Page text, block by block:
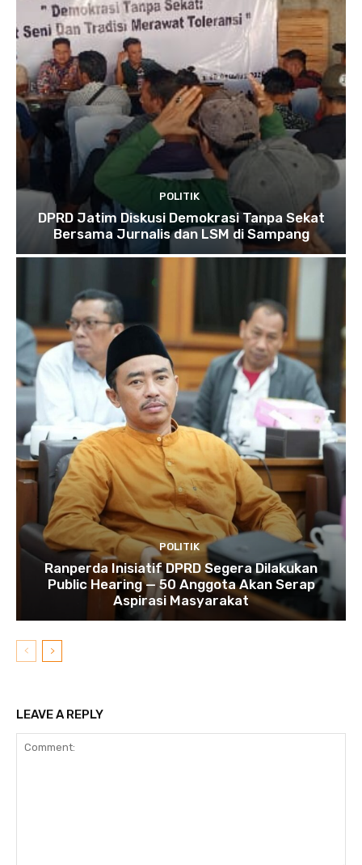
POLITIK
DPRD Jatim Diskusi Demokrasi Tanpa Sekat
Bersama Jurnalis dan LSM di Sampang
POLITIK
Ranperda Inisiatif DPRD Segera Dilakukan
Public Hearing — 50 Anggota Akan Serap
Aspirasi Masyarakat
LEAVE A REPLY